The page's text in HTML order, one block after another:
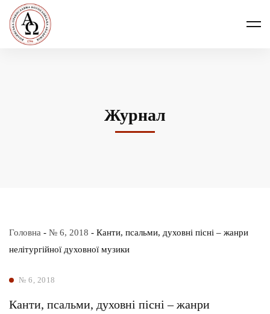
Журнал
Головна - № 6, 2018 - Канти, псальми, духовні пісні – жанри
нелітургійної духовної музики
№ 6, 2018
Канти, псальми, духовні пісні – жанри